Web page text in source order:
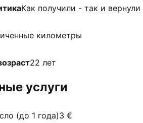
Как получили - так и вернули
километры
22 лет
услуги
(до 1 года)3 €